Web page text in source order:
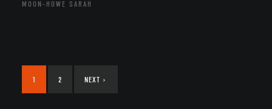
MOON-HOWE SARAH
1 2 NEXT ›